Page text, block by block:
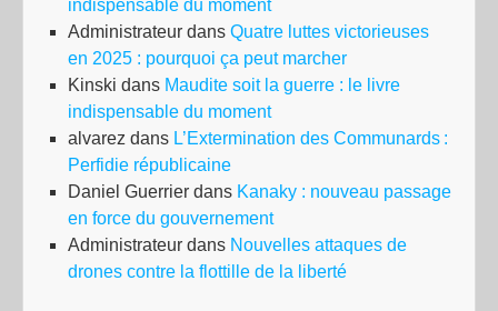
indispensable du moment
Administrateur dans Quatre luttes victorieuses
en 2025 : pourquoi ça peut marcher
Kinski dans Maudite soit la guerre : le livre
indispensable du moment
alvarez dans L’Extermination des Communards :
Perfidie républicaine
Daniel Guerrier dans Kanaky : nouveau passage
en force du gouvernement
Administrateur dans Nouvelles attaques de
drones contre la flottille de la liberté